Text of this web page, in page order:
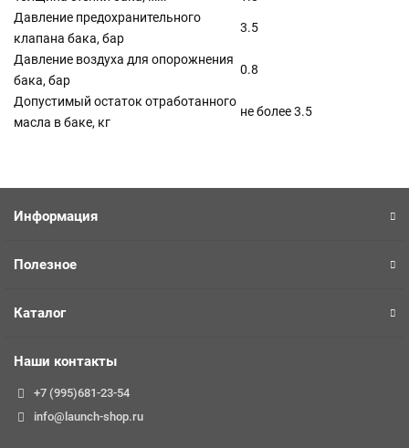
Давление предохранительного
клапана бака, бар
3.5
Давление воздуха для опорожнения
бака, бар
0.8
Допустимый остаток отработанного
масла в баке, кг
не более 3.5
Информация
Полезное
Каталог
Наши контакты
+7 (995)681-23-54
info@launch-shop.ru